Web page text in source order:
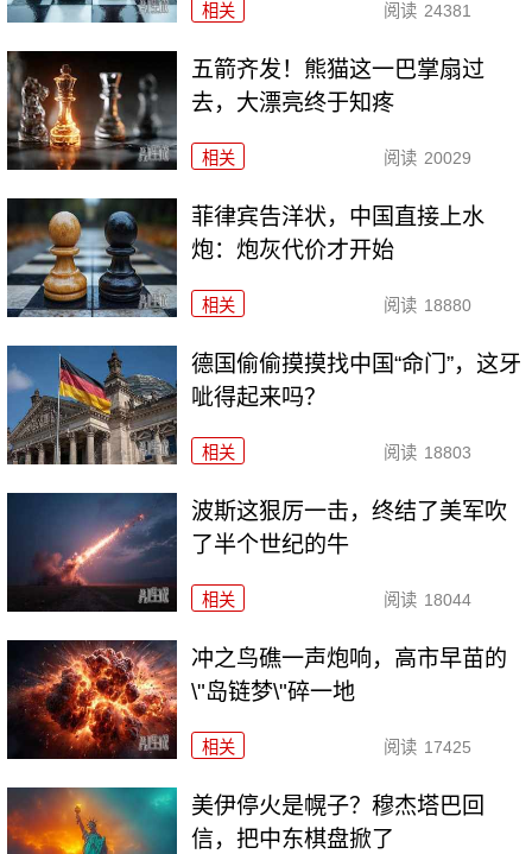
相关 阅读 24381
五箭齐发！熊猫这一巴掌扇过
去，大漂亮终于知疼
相关 阅读 20029
菲律宾告洋状，中国直接上水
炮：炮灰代价才开始
相关 阅读 18880
德国偷偷摸摸找中国“命门”，这牙
呲得起来吗？
相关 阅读 18803
波斯这狠厉一击，终结了美军吹
了半个世纪的牛
相关 阅读 18044
冲之鸟礁一声炮响，高市早苗的
\"岛链梦\"碎一地
相关 阅读 17425
美伊停火是幌子？穆杰塔巴回
信，把中东棋盘掀了